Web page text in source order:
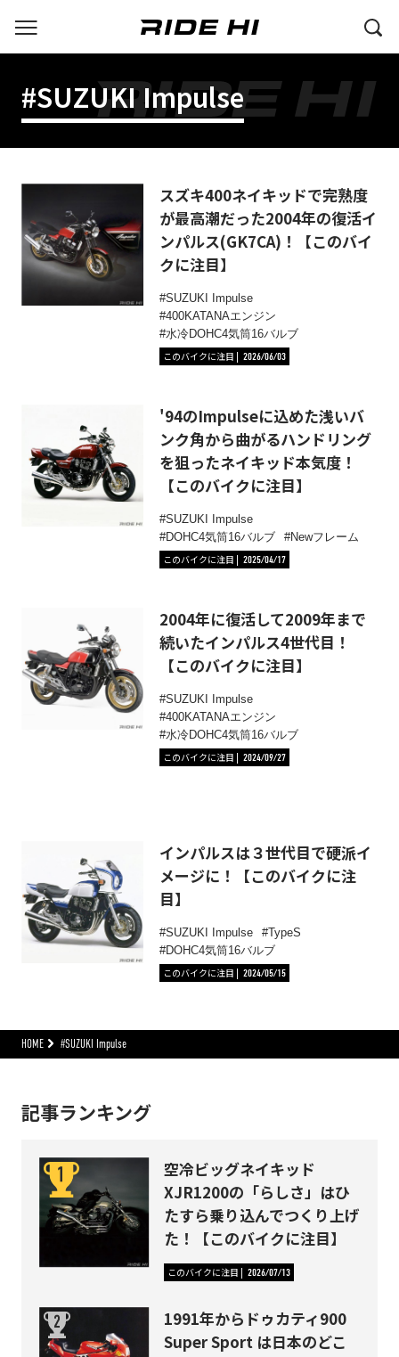
#SUZUKI Impulse
スズキ400ネイキッドで完熟度
が最高潮だった2004年の復活イ
ンパルス(GK7CA)！【このバイ
クに注目】
SUZUKI Impulse
400KATANAエンジン
水冷DOHC4気筒16バルブ
このバイクに注目
2026/06/03
'94のImpulseに込めた浅いバ
ンク角から曲がるハンドリング
を狙ったネイキッド本気度！
【このバイクに注目】
SUZUKI Impulse
DOHC4気筒16バルブ
Newフレーム
このバイクに注目
2025/04/17
2004年に復活して2009年まで
続いたインパルス4世代目！
【このバイクに注目】
SUZUKI Impulse
400KATANAエンジン
水冷DOHC4気筒16バルブ
このバイクに注目
2024/09/27
インパルスは３世代目で硬派イ
メージに！【このバイクに注
目】
SUZUKI Impulse
TypeS
DOHC4気筒16バルブ
このバイクに注目
2024/05/15
HOME #SUZUKI Impulse
記事ランキング
空冷ビッグネイキッド
XJR1200の「らしさ」はひ
たすら乗り込んでつくり上げ
た！【このバイクに注目】
このバイクに注目 2026/07/13
1991年からドゥカティ900
Super Sport は日本のどこ